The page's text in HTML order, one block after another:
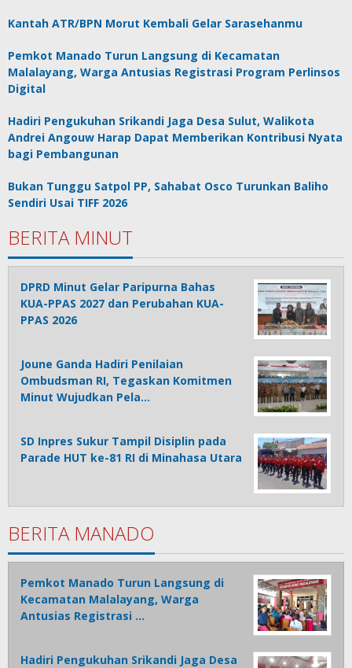
Kantah ATR/BPN Morut Kembali Gelar Sarasehanmu
Pemkot Manado Turun Langsung di Kecamatan
Malalayang, Warga Antusias Registrasi Program Perlinsos
Digital
Hadiri Pengukuhan Srikandi Jaga Desa Sulut, Walikota
Andrei Angouw Harap Dapat Memberikan Kontribusi Nyata
bagi Pembangunan
Bukan Tunggu Satpol PP, Sahabat Osco Turunkan Baliho
Sendiri Usai TIFF 2026
BERITA MINUT
DPRD Minut Gelar Paripurna Bahas
KUA-PPAS 2027 dan Perubahan KUA-
PPAS 2026
Joune Ganda Hadiri Penilaian
Ombudsman RI, Tegaskan Komitmen
Minut Wujudkan Pela…
SD Inpres Sukur Tampil Disiplin pada
Parade HUT ke-81 RI di Minahasa Utara
BERITA MANADO
Pemkot Manado Turun Langsung di
Kecamatan Malalayang, Warga
Antusias Registrasi …
Hadiri Pengukuhan Srikandi Jaga Desa